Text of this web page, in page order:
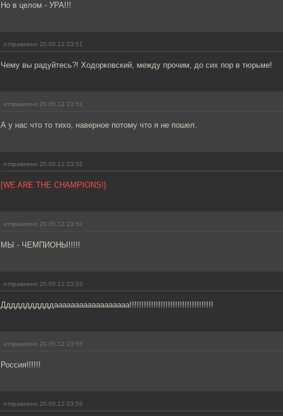
Но в целом - УРА!!!
отправлено 20.05.12 23:51
Чему вы радуйтесь?! Ходорковский, между прочим, до сих пор в тюрьме!
отправлено 20.05.12 23:51
А у нас что то тихо, наверное потому что я не пошел.
отправлено 20.05.12 23:52
[WE ARE THE CHAMPIONS!]
отправлено 20.05.12 23:52
МЫ - ЧЕМПИОНЫ!!!!!
отправлено 20.05.12 23:53
Дддддддддддаааааааааааааааааа!!!!!!!!!!!!!!!!!!!!!!!!!!!!!!!!!!!
отправлено 20.05.12 23:55
Россия!!!!!!
отправлено 20.05.12 23:56